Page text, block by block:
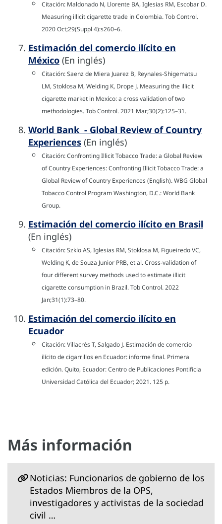
Citación: Maldonado N, Llorente BA, Iglesias RM, Escobar D.
Measuring illicit cigarette trade in Colombia. Tob Control.
2020 Oct;29(Suppl 4):s260–6.
Estimación del comercio ilícito en
México (En inglés)
Citación: Saenz de Miera Juarez B, Reynales-Shigematsu
LM, Stoklosa M, Welding K, Drope J. Measuring the illicit
cigarette market in Mexico: a cross validation of two
methodologies. Tob Control. 2021 Mar;30(2):125–31.
World Bank - Global Review of Country
Experiences (En inglés)
Citación: Confronting Illicit Tobacco Trade: a Global Review
of Country Experiences: Confronting Illicit Tobacco Trade: a
Global Review of Country Experiences (English). WBG Global
Tobacco Control Program Washington, D.C.: World Bank
Group.
Estimación del comercio ilícito en Brasil
(En inglés)
Citación: Szklo AS, Iglesias RM, Stoklosa M, Figueiredo VC,
Welding K, de Souza Junior PRB, et al. Cross-validation of
four different survey methods used to estimate illicit
cigarette consumption in Brazil. Tob Control. 2022
Jan;31(1):73–80.
Estimación del comercio ilícito en
Ecuador
Citación: Villacrés T, Salgado J. Estimación de comercio
ilícito de cigarrillos en Ecuador: informe final. Primera
edición. Quito, Ecuador: Centro de Publicaciones Pontificia
Universidad Católica del Ecuador; 2021. 125 p.
Más información
Noticias: Funcionarios de gobierno de los
Estados Miembros de la OPS,
investigadores y activistas de la sociedad
civil …